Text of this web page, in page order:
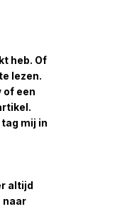
heb. Of
lezen.
of een
mij in
altijd
naar